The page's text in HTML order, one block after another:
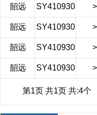
韶远 SY410930
韶远 SY410930
韶远 SY410930
韶远 SY410930
第1页 共1页 共:4个